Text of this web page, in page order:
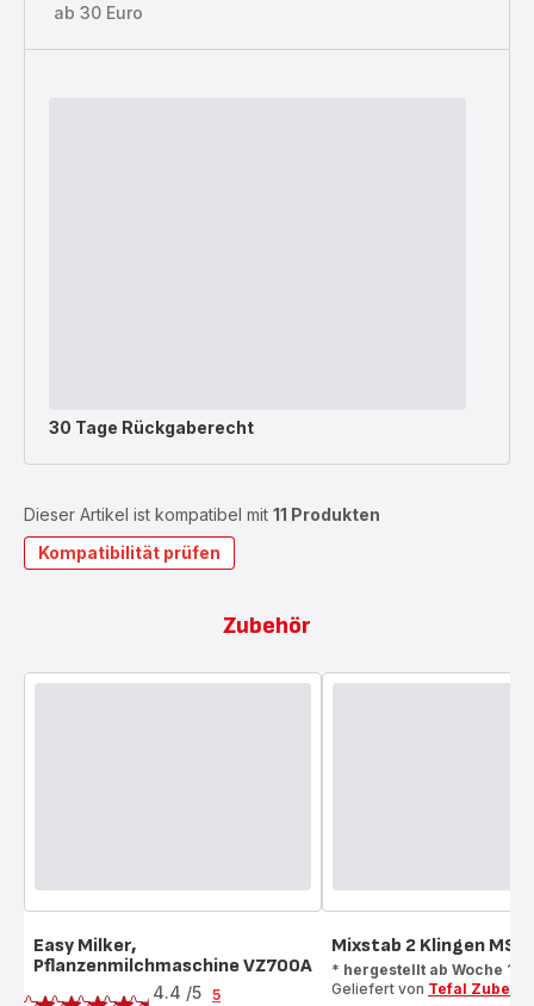
ab 30 Euro
30 Tage Rückgaberecht
Dieser Artikel ist kompatibel mit 11 Produkten
Kompatibilität prüfen
Zubehör
Easy Milker,
Pflanzenmilchmaschine VZ700A
Bewertung
4.4 /5 5
Mixstab 2 Klingen
* hergestellt ab Woche 10
Geliefert von Tefal